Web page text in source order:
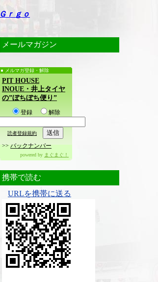
Ｇｒｇｏ
メールマガジン
メルマガ登録・解除
PIT HOUSE
INOUE・井上タイヤ
の”ぼちぼち便り”
登録 解除
読者登録規約
>> バックナンバー
powered by まぐまぐ！
携帯で読む
URLを携帯に送る